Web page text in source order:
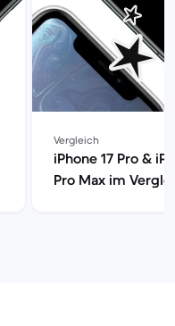
Vergleich
iPhone 17 Pro &
Pro Max im